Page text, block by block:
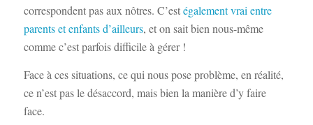
correspondent pas aux nôtres. C’estégalement vrai entre
parents et enfants d’ailleurs, et on sait bien nous-même
comme c’est parfois difficile à gérer !
Face à ces situations, ce qui nous pose problème, en réalité,
ce n’est pas le désaccord, mais bien la manière d’y faire
face.